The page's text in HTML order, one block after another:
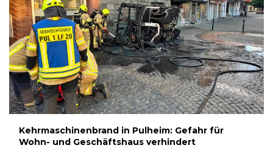
Kehrmaschinenbrand in Pulheim: Gefahr für
Wohn- und Geschäftshaus verhindert